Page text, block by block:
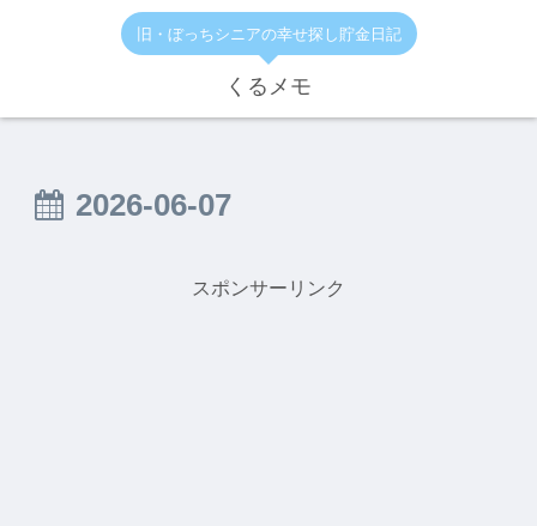
旧・ぼっちシニアの幸せ探し貯金日記
くるメモ
2026-06-07
スポンサーリンク